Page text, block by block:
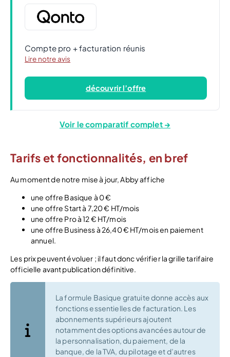
Compte pro + facturation réunis
Lire notre avis
découvrir l’offre
Voir le comparatif complet →
Tarifs et fonctionnalités, en bref
Au moment de notre mise à jour, Abby affiche
une offre Basique à 0 €
une offre Start à 7,20 € HT/mois
une offre Pro à 12 € HT/mois
une offre Business à 26,40 € HT/mois en paiement
annuel.
Les prix peuvent évoluer ; il faut donc vérifier la grille tarifaire
officielle avant publication définitive.
La formule Basique gratuite donne accès aux
fonctions essentielles de facturation. Les
abonnements supérieurs ajoutent
notamment des options avancées autour de
la personnalisation, du paiement, de la
banque, de la TVA, du pilotage et d’autres